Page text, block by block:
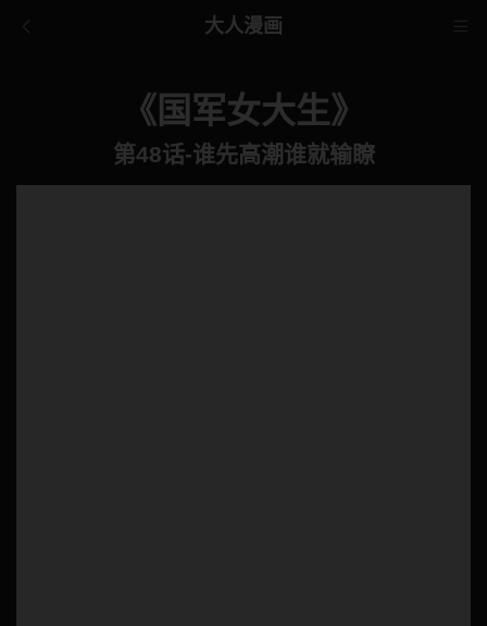
大人漫画
《国军女大生》
第48话-谁先高潮谁就输瞭